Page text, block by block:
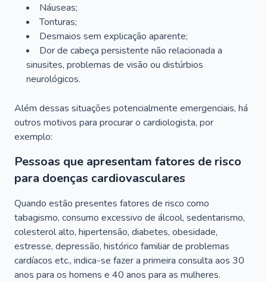
Náuseas;
Tonturas;
Desmaios sem explicação aparente;
Dor de cabeça persistente não relacionada a
sinusites, problemas de visão ou distúrbios
neurológicos.
Além dessas situações potencialmente emergenciais, há
outros motivos para procurar o cardiologista, por
exemplo:
Pessoas que apresentam fatores de risco
para doenças cardiovasculares
Quando estão presentes fatores de risco como
tabagismo, consumo excessivo de álcool, sedentarismo,
colesterol alto, hipertensão, diabetes, obesidade,
estresse, depressão, histórico familiar de problemas
cardíacos etc., indica-se fazer a primeira consulta aos 30
anos para os homens e 40 anos para as mulheres.